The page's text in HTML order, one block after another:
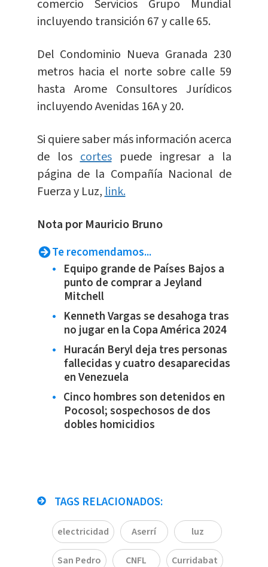
comercio Servicios Grupo Mundial
incluyendo transición 67 y calle 65.
Del Condominio Nueva Granada 230
metros hacia el norte sobre calle 59
hasta Arome Consultores Jurídicos
incluyendo Avenidas 16A y 20.
Si quiere saber más información acerca
de loscortespuede ingresar a la
página de la Compañía Nacional de
Fuerza y Luz,link.
Nota por Mauricio Bruno
Te recomendamos...
Equipo grande de Países Bajos a
punto de comprar a Jeyland
Mitchell
Kenneth Vargas se desahoga tras
no jugar en la Copa América 2024
Huracán Beryl deja tres personas
fallecidas y cuatro desaparecidas
en Venezuela
Cinco hombres son detenidos en
Pocosol; sospechosos de dos
dobles homicidios
TAGS RELACIONADOS:
electricidad Aserrí luz
San Pedro CNFL Curridabat